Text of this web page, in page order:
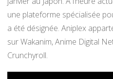
une plateforme spécialisée
a été désignée. Aniplex
sur Wakanim, Anime Digital
Crunchyroll.